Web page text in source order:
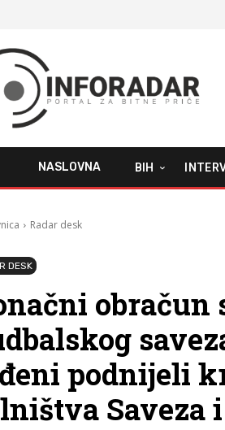
NASLOVNA BIH
Radar desk
DESK
podnijeli
Saveza